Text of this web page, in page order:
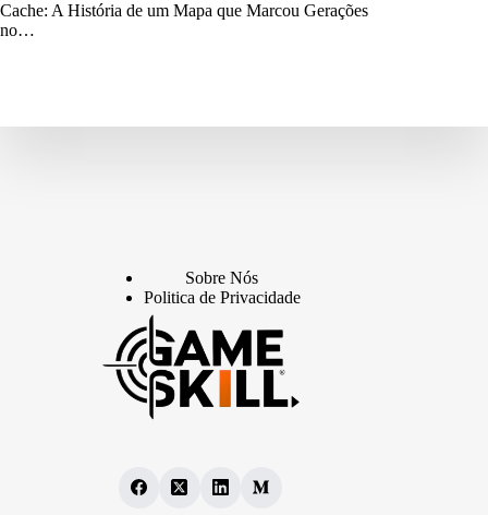
Cache: A História de um Mapa que Marcou Gerações
no…
Sobre Nós
Politica de Privacidade